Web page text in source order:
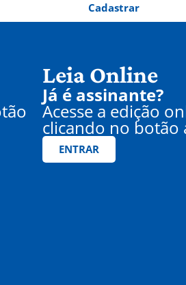
Cadastrar
Leia Online
Já é assinante?
Acesse a edição
clicando no botão
ENTRAR